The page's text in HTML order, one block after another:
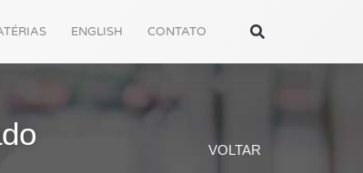
ENGLISH CONTATO
VOLTAR